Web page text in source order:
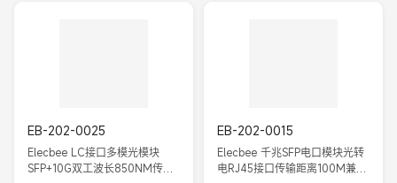
EB-202-0025
Elecbee LC接口多模光模块
SFP+10G双工波长850NM传输
EB-202-0015
Elecbee 千兆SFP电口模块光转
电RJ45接口传输距离100M兼容